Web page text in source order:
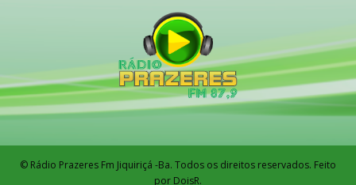
© Rádio Prazeres Fm Jiquiriçá -Ba. Todos os direitos reservados. Feito
por DoisR.